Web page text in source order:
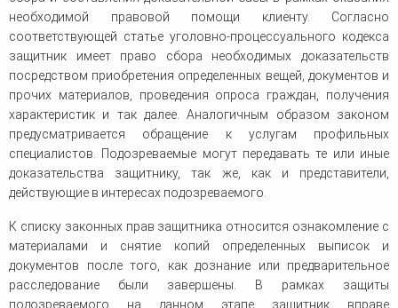
необходимой правовой помощи клиенту. Согласно
соответствующей статье уголовно-процессуального кодекса
защитник имеет право сбора необходимых доказательств
посредством приобретения определенных вещей, документов и
прочих материалов, проведения опроса граждан, получения
характеристик и так далее. Аналогичным образом законом
предусматривается обращение к услугам профильных
специалистов. Подозреваемые могут передавать те или иные
доказательства защитнику, так же, как и представители,
действующие в интересах подозреваемого.
К списку законных прав защитника относится ознакомление с
материалами и снятие копий определенных выписок и
документов после того, как дознание или предварительное
расследование были завершены. В рамках защиты
подозреваемого на данном этапе защитник вправе